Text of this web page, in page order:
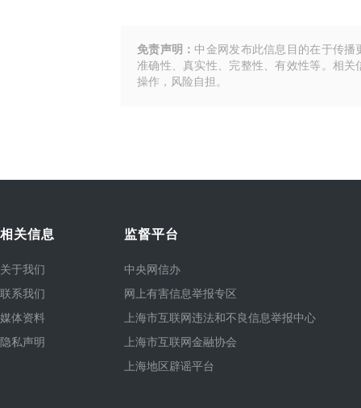
免责声明： 中金网发布此信息目的在于传
准确性、真实性、完整性、有效性等。相
操作，风险自担。
相关信息
关于我们
联系我们
媒体资料
隐私声明
监督平台
中央网信办
网上有害信息举报专区
上海市互联网违法和不良信息举报中心
上海市互联网金融协会
上海地区辟谣平台